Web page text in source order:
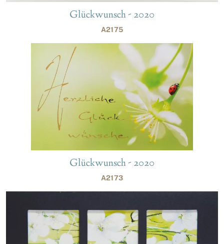
Glückwunsch - 2020
A2175
Glückwunsch - 2020
A2173